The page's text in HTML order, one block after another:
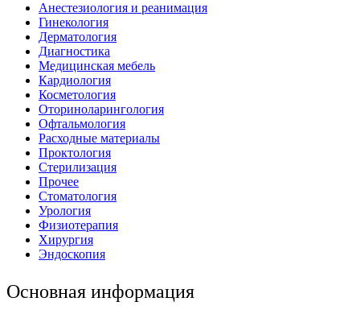
Анестезиология и реанимация
Гинекология
Дерматология
Диагностика
Медицинская мебель
Кардиология
Косметология
Оториноларингология
Офтальмология
Расходные материалы
Проктология
Стерилизация
Прочее
Стоматология
Урология
Физиотерапия
Хирургия
Эндоскопия
Основная информация